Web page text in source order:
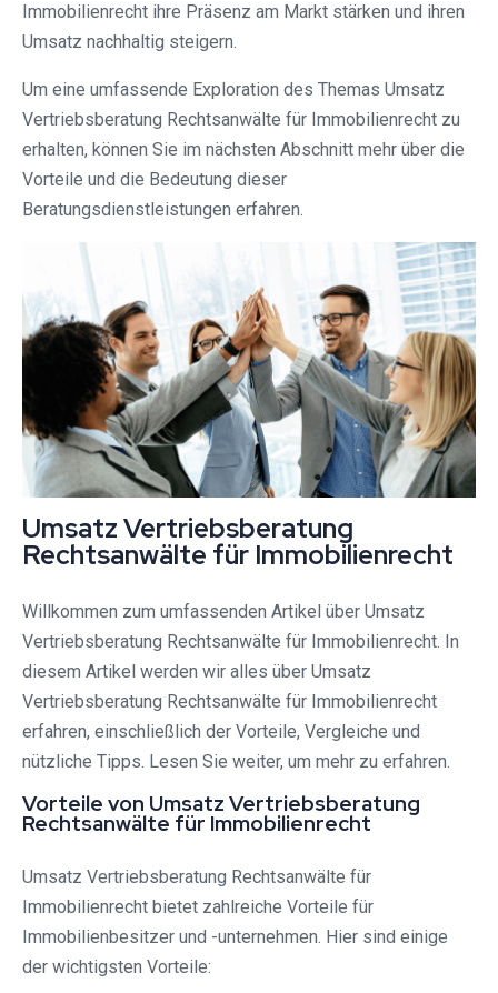
Immobilienrecht ihre Präsenz am Markt stärken und ihren
Umsatz nachhaltig steigern.
Um eine umfassende Exploration des Themas Umsatz
Vertriebsberatung Rechtsanwälte für Immobilienrecht zu
erhalten, können Sie im nächsten Abschnitt mehr über die
Vorteile und die Bedeutung dieser
Beratungsdienstleistungen erfahren.
Umsatz Vertriebsberatung
Rechtsanwälte für Immobilienrecht
Willkommen zum umfassenden Artikel über Umsatz
Vertriebsberatung Rechtsanwälte für Immobilienrecht. In
diesem Artikel werden wir alles über Umsatz
Vertriebsberatung Rechtsanwälte für Immobilienrecht
erfahren, einschließlich der Vorteile, Vergleiche und
nützliche Tipps. Lesen Sie weiter, um mehr zu erfahren.
Vorteile von Umsatz Vertriebsberatung
Rechtsanwälte für Immobilienrecht
Umsatz Vertriebsberatung Rechtsanwälte für
Immobilienrecht bietet zahlreiche Vorteile für
Immobilienbesitzer und -unternehmen. Hier sind einige
der wichtigsten Vorteile: